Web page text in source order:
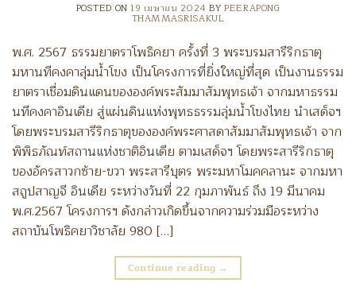
POSTED ON19 เมษายน 2024 BYPEERAPONG
THAMMASRISAKUL
พ.ศ. 2567 ธรรมยาตราโพธิคยา ครั้งที่ 3 พระบรมสารีริกธาตุ
มหานทีคงคาลุ่มน้ำโขง เป็นโครงการที่ยิ่งใหญ่ที่สุด เป็นงานธรรม
ยาตราเชื่อมดินแดนขององค์พระสัมมาสัมพุทธเจ้า จากมหาธรรม
นทีคงคาอินเดีย สู่แผ่นดินแห่งพุทธธรรมลุ่มน้ำโขงไทย นำเสด็จฯ
โดยพระบรมสารีริกธาตุขององค์พระศาสดาสัมมาสัมพุทธเจ้า จาก
พิพิธภัณท์สถานแห่งชาติอินเดีย ตามเสด็จฯ โดยพระสารีริกธาตุ
ของอัครสาวกซ้าย-ขวา พระสารีบุตร พระมหาโมคคลานะ จากมหา
สถูปสาญจี อินเดีย ระหว่างวันที่ 22 กุมภาพันธ์ ถึง 19 มีนาคม
พ.ศ.2567 โครงการฯ ดังกล่าวเกิดขึ้นจากความร่วมมือระหว่าง
สถาบันโพธิคยาวิชาลัย 980 […]
Continue reading →